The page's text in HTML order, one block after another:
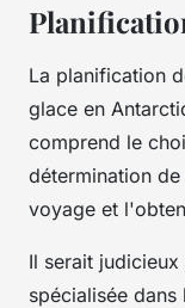
La planification
glace en
comprend le
détermination
voyage et
Il serait
spécialisée